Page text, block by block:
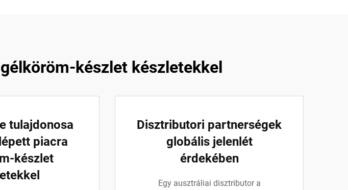
készlet készletekkel
tulajdonosa
piacra
készlet
Disztributori partnerségek
globális jelenlét
érdekében
Egy ausztráliai disztributor a